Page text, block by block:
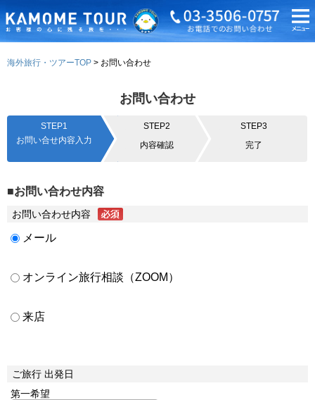
海外旅行・ツアーTOP お問い合わせ
お問い合わせ
STEP1
お問い合せ内容入力
STEP2
内容確認
STEP3
完了
■お問い合わせ内容
お問い合わせ内容
メール
オンライン旅行相談（ZOOM）
来店
ご旅行 出発日
第一希望